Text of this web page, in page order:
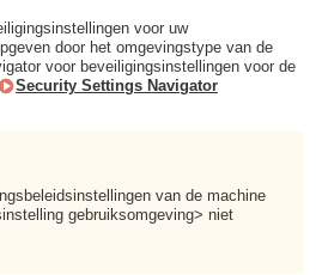
voor uw
door het omgevingstype van de
voor beveiligingsinstellingen voor de
Security Settings Navigator
van de machine
gebruiksomgeving> niet